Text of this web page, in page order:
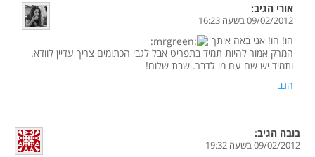
אורי הגיב:
09/02/2012 בשעה 16:23
הו! הו! אני באה איתך
המרק אמור להיות תמיד בתפריט אבל לגבי הכתומים צריך עדיין לוודא.
ותמיד יש שם עם מי לדבר. שבת שלום!
הגב
בובה הגיב:
09/02/2012 בשעה 19:32